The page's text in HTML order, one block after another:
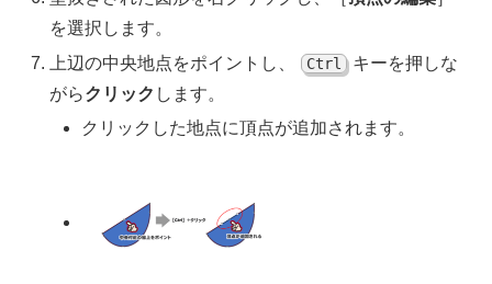
を選択します。
上辺の中央地点をポイントし、
Ctrl
キーを押しな
がらクリック します。
クリックした地点に頂点が追加されます。